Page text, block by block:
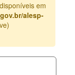
em
alesp-